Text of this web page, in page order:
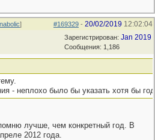
#169329 - 20/02/2019 12:02:04
]
Зарегистрирован: Jan 2019
Сообщения: 1,186
- неплохо было бы указать хотя бы год
лучше, чем конкретный год. В
2012 года.